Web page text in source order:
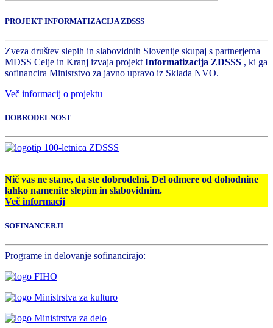
PROJEKT INFORMATIZACIJA ZDSSS
Zveza društev slepih in slabovidnih Slovenije skupaj s partnerjema
MDSS Celje in Kranj izvaja projekt Informatizacija ZDSSS , ki ga
sofinancira Minisrstvo za javno upravo iz Sklada NVO.
Več informacij o projektu
DOBRODELNOST
Nič vas ne stane, da ste dobrodelni. Del odmere od dohodnine
lahko namenite slepim in slabovidnim.
Več informacij
SOFINANCERJI
Programe in delovanje sofinancirajo: